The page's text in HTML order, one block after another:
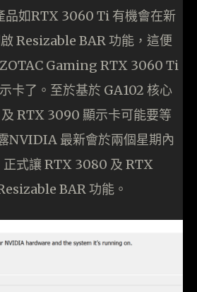
品如RTX 3060 Ti 有機會在新
Resizable BAR 功能，這便
Gaming RTX 3060 Ti
卡了。至於基於 GA102 核心
RTX 3090 顯示卡可能要等
NVIDIA 最新會於兩個星期內
正式讓 RTX 3080 及 RTX
BAR 功能。